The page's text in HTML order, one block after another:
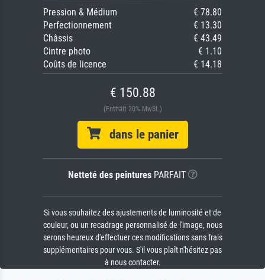
Pression & Médium
€ 78.80
Perfectionnement
€ 13.30
Châssis
€ 43.49
Cintre photo
€ 1.10
Coûts de licence
€ 14.18
€ 150.88
(Enthält 20% MwSt.)
dans le panier
Netteté des peinturesPARFAIT
Si vous souhaitez des ajustements de luminosité et de
couleur, ou un recadrage personnalisé de l'image, nous
serons heureux d'effectuer ces modifications sans frais
supplémentaires pour vous. S'il vous plaît n'hésitez pas
à nous contacter.